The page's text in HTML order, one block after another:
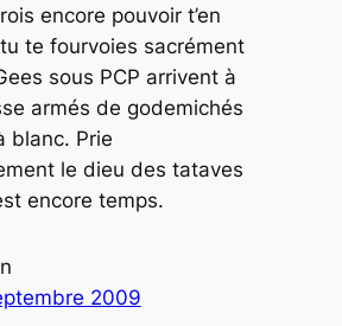
encore pouvoir t’en
te fourvoies sacrément
sous PCP arrivent à
armés de godemichés
blanc. Prie
le dieu des tataves
encore temps.
2009